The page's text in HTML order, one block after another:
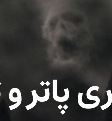
پاتر و